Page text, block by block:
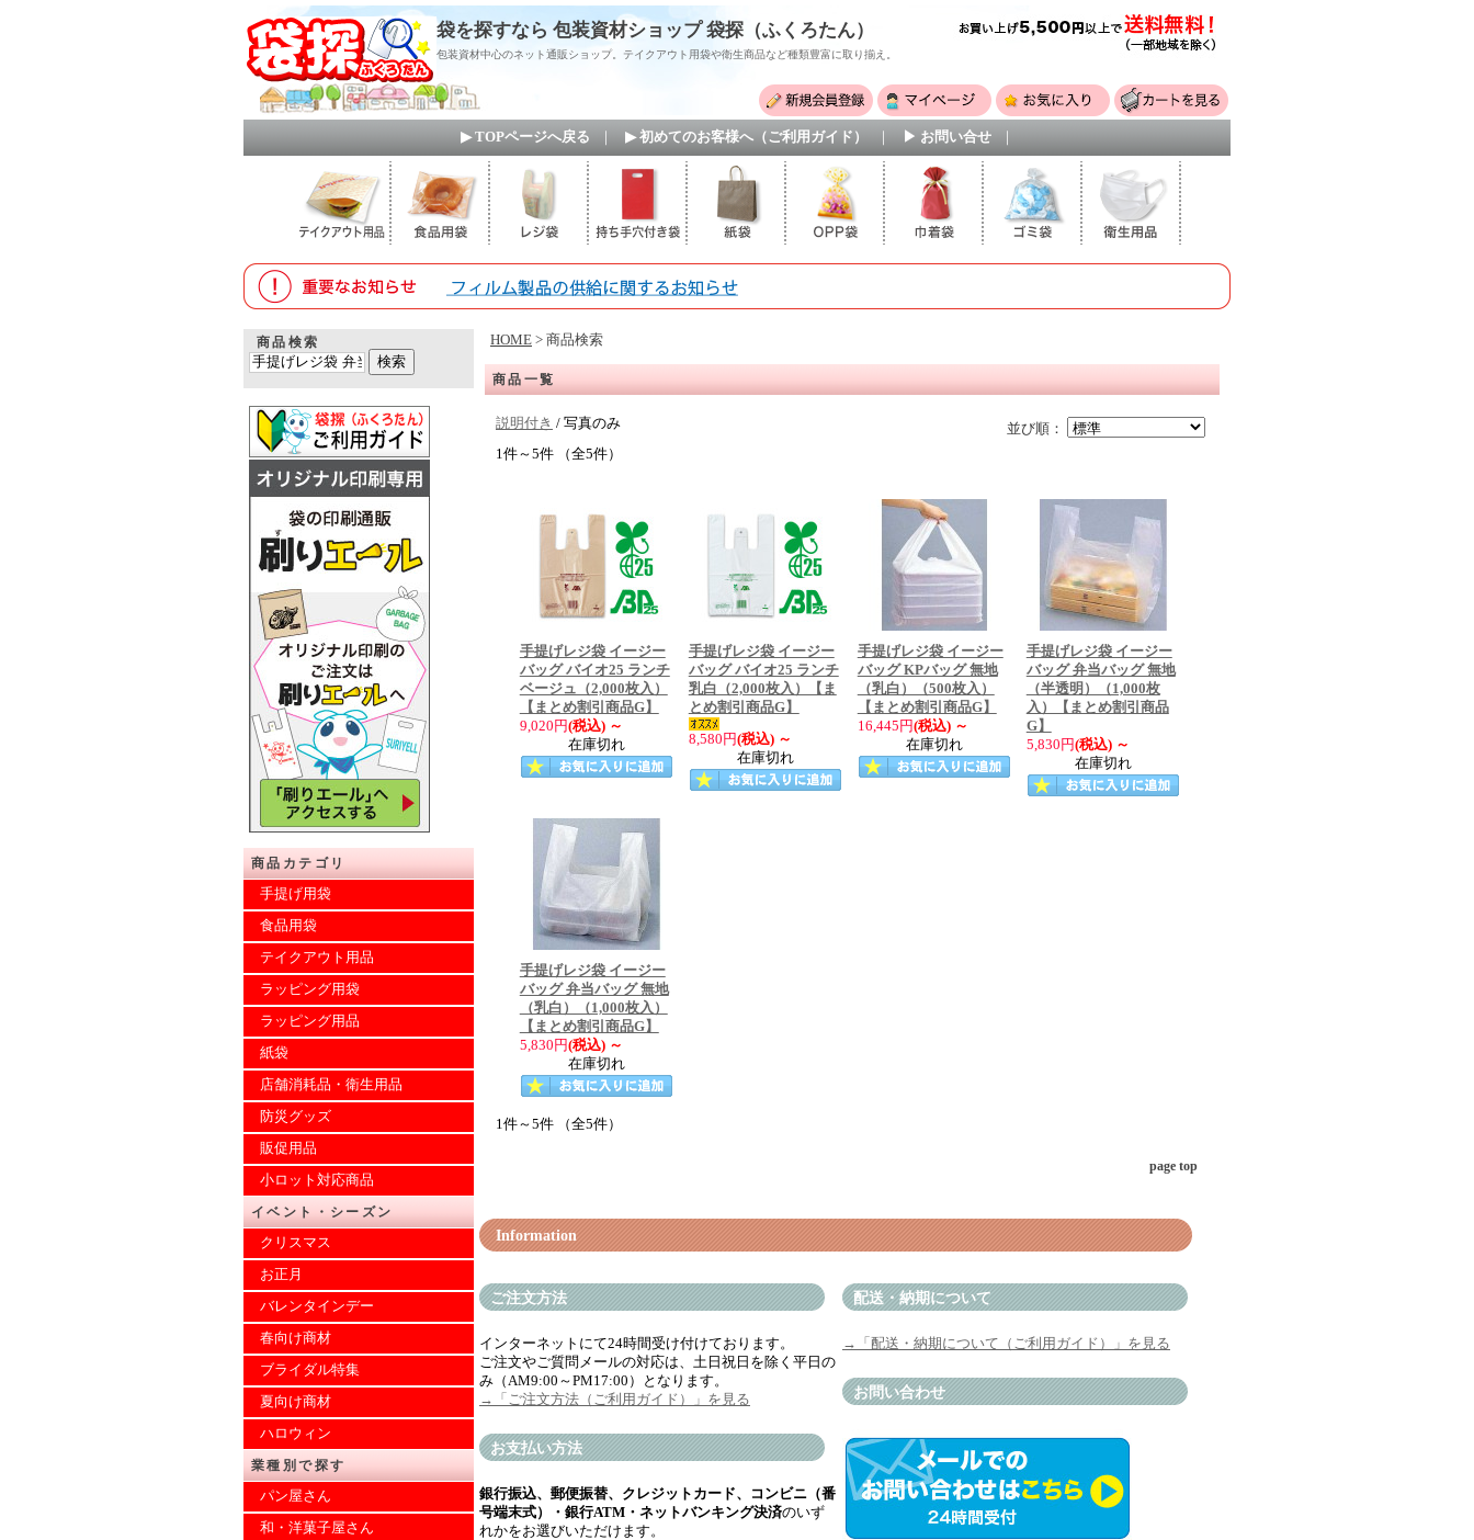
袋を探すなら 包装資材ショップ 袋探（ふくろたん）
包装資材中心のネット通販ショップ。テイクアウト用袋や衛生商品など種類豊富に取り揃え。
▶ TOPページへ戻る ▶ 初めてのお客様へ（ご利用ガイド） ▶ お問い合せ
商品検索
商品カテゴリ
手提げ用袋
食品用袋
テイクアウト用品
ラッピング用袋
ラッピング用品
紙袋
店舗消耗品・衛生用品
防災グッズ
販促用品
小ロット対応商品
イベント・シーズン
クリスマス
お正月
バレンタインデー
春向け商材
ブライダル特集
夏向け商材
ハロウィン
業種別で探す
パン屋さん
和・洋菓子屋さん
HOME > 商品検索
商品一覧
並び順：
説明付き / 写真のみ
1件～5件 （全5件）
手提げレジ袋 イージー
バッグ バイオ25 ランチ
ベージュ（2,000枚入）
【まとめ割引商品G】
9,020円(税込) ～
在庫切れ
手提げレジ袋 イージー
バッグ バイオ25 ランチ
乳白（2,000枚入）【ま
とめ割引商品G】
8,580円(税込) ～
在庫切れ
手提げレジ袋 イージー
バッグ KPバッグ 無地
（乳白）（500枚入）
【まとめ割引商品G】
16,445円(税込) ～
在庫切れ
手提げレジ袋 イージー
バッグ 弁当バッグ 無地
（半透明）（1,000枚
入）【まとめ割引商品
G】
5,830円(税込) ～
在庫切れ
手提げレジ袋 イージー
バッグ 弁当バッグ 無地
（乳白）（1,000枚入）
【まとめ割引商品G】
5,830円(税込) ～
在庫切れ
1件～5件 （全5件）
page top
Information
ご注文方法
インターネットにて24時間受け付けております。
ご注文やご質問メールの対応は、土日祝日を除く平日の
み（AM9:00～PM17:00）となります。
→「ご注文方法（ご利用ガイド）」を見る
お支払い方法
銀行振込、郵便振替、クレジットカード、コンビニ（番
号端末式）・銀行ATM・ネットバンキング決済のいず
れかをお選びいただけます。
配送・納期について
→「配送・納期について（ご利用ガイド）」を見る
お問い合わせ